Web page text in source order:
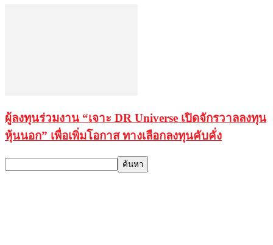
ผู้ลงทุนร่วมงาน “เจาะ DR Universe เปิดจักรวาลลงทุน
หุ้นนอก” เพื่อเพิ่มโอกาส ทางเลือกลงทุนคับคั่ง